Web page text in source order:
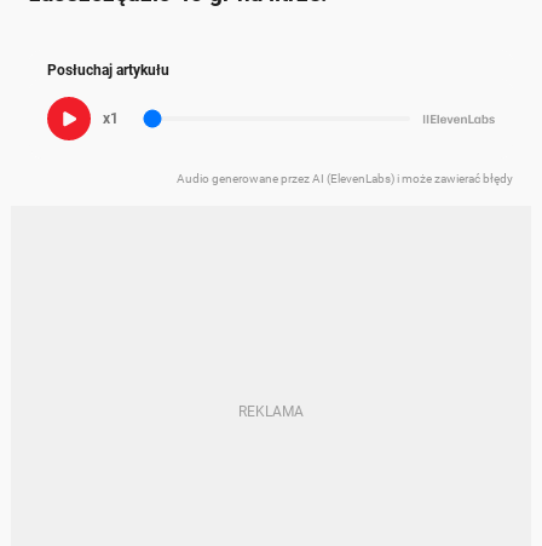
Posłuchaj artykułu
x1
Audio generowane przez AI (ElevenLabs) i może zawierać błędy